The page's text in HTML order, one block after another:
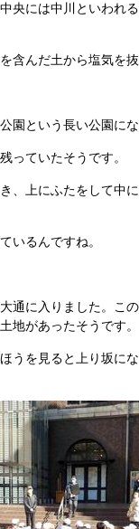
央には中川といわれ
含んだ土から塩気を抜
園という長い公園にな
っていたそうです。
、上にふたをして中
いるんですね。
通に入りました。こ
地があったそうです。
うを見ると上り坂に